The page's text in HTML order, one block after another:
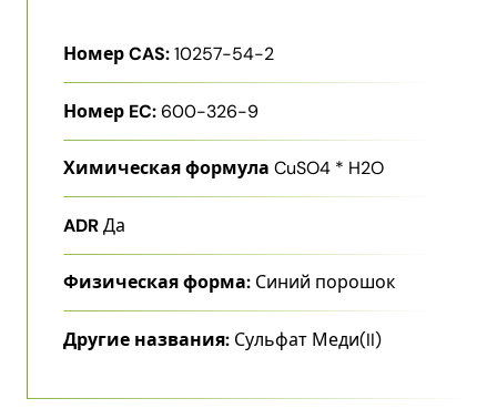
Номер CAS:10257-54-2
Номер EC:600-326-9
Химическая формула CuSO4 * H2O
ADRДа
Физическая форма: Синий порошок
Другие названия: Сульфат Меди​(II)​